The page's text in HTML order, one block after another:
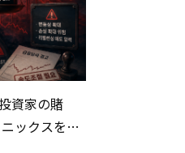
資家の賭
ックスを巡